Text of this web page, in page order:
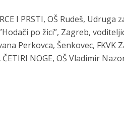
I PRSTI, OŠ Rudeš,
po žici”, Zagreb,
Perkovca, Šenkovec,
ČETIRI NOGE, OŠ Vladimir